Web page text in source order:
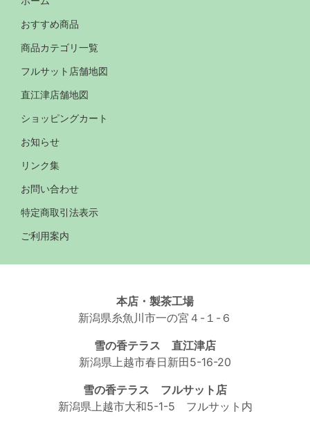
おすすめ商品
商品カテゴリ一覧
フルサット店舗地図
直江津店舗地図
ショッピングカート
お知らせ
リンク集
お問い合わせ
特定商取引法表示
ご利用案内
本店・製茶工場
新潟県糸魚川市一の宮４-１-６
雪の香テラス 直江津店
新潟県上越市春日新田5-16-20
雪の香テラス フルサット店
新潟県上越市大和5-1-5 フルサット内